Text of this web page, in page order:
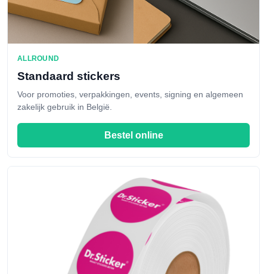
ALLROUND
Standaard stickers
Voor promoties, verpakkingen, events, signing en algemeen
zakelijk gebruik in België.
Bestel online